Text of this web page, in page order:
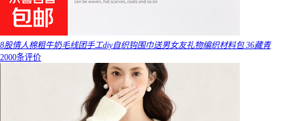
8股情人棉粗牛奶毛线团手工diy自织钩围巾送男女友礼物编织材料包 36藏青
2000条评价